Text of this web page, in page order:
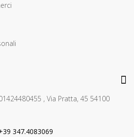
, Via Pratta, 45 54100
347.4083069